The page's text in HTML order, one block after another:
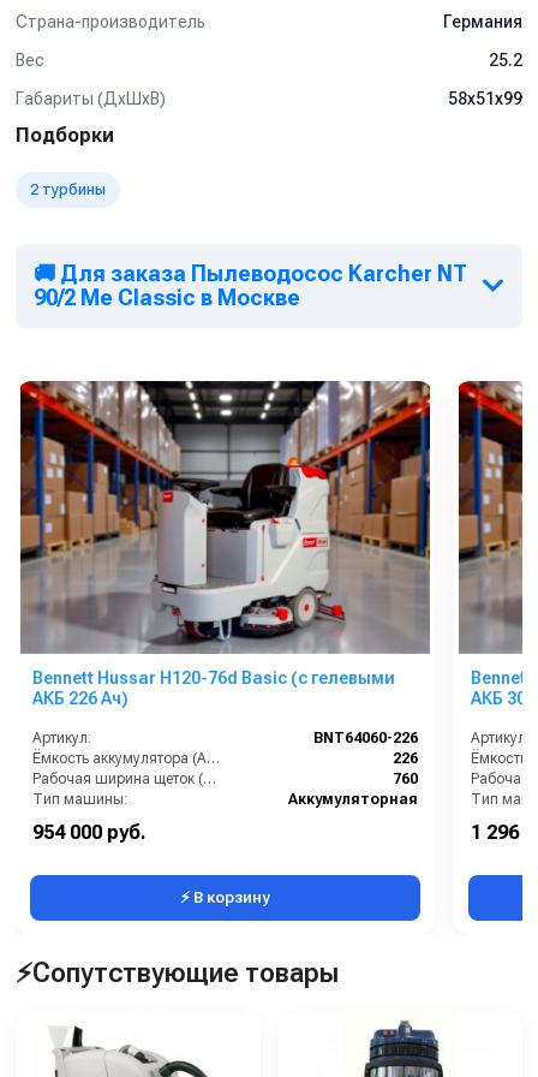
уточняйте у менеджеров.
Страна-производитель
Германия
Вес
25.2
Габариты (ДхШхВ)
58х51х99
Подборки
2 турбины
🚚 Для заказа Пылеводосос Karcher NT
90/2 Me Classic в Москве
Bennett Hussar H120-76d Basic (с гелевыми
АКБ 226 Ач)
Артикул:
BNT64060-226
Ёмкость аккумулятора (Ач):
226
Рабочая ширина щеток (мм):
760
Тип машины:
Аккумуляторная
Уровень шума (дБ):
Напряжение (В):
954 000 руб.
⚡ В корзину
Bennett
АКБ
Артикул:
Тип
1 296
⚡Сопутствующие товары